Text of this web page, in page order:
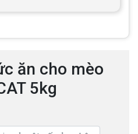
ăn cho mèo
5kg